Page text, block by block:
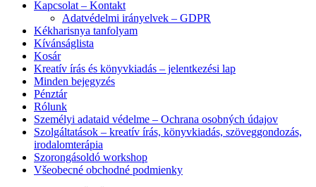
Kapcsolat – Kontakt
Adatvédelmi irányelvek – GDPR
Kékharisnya tanfolyam
Kívánságlista
Kosár
Kreatív írás és könyvkiadás – jelentkezési lap
Minden bejegyzés
Pénztár
Rólunk
Személyi adataid védelme – Ochrana osobných údajov
Szolgáltatások – kreatív írás, könyvkiadás, szöveggondozás,
irodalomterápia
Szorongásoldó workshop
Všeobecné obchodné podmienky